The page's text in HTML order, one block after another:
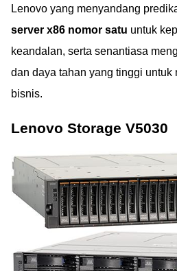
Lenovo yang menyandang
server x86 nomor satu untuk
keandalan, serta senantiasa
dan daya tahan yang tinggi untuk
bisnis.
Lenovo Storage V5030